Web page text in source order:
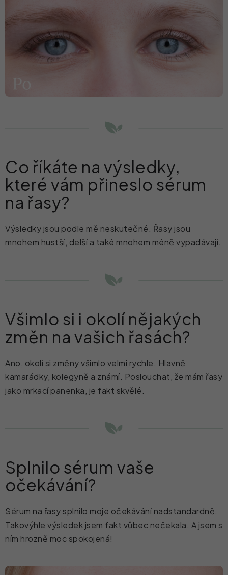
Co říkáte na výsledky,
které vám přineslo sérum
na řasy?
Výsledky jsou podle mě neskutečné. Řasy jsou
mnohem hustší, delší a také mnohem méně vypadávají.
Všimlo si i okolí nějakých
změn na vašich řasách?
Ano, okolí si změny všimlo velmi rychle. Hlavně
kamarádky, kolegyně a známí. Poslouchat, že mám řasy
jako mrkací panenka, je fakt skvělé.
Splnilo sérum vaše
očekávání?
Sérum na řasy splnilo moje očekávání nadstandardně.
Takovýhle výsledek jsem fakt vůbec nečekala. A jsem s
ním hrozně moc spokojená!